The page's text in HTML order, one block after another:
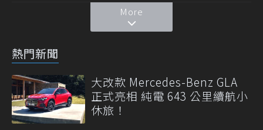
More
熱門新聞
大改款 Mercedes-Benz GLA
正式亮相 純電 643 公里續航小
休旅！